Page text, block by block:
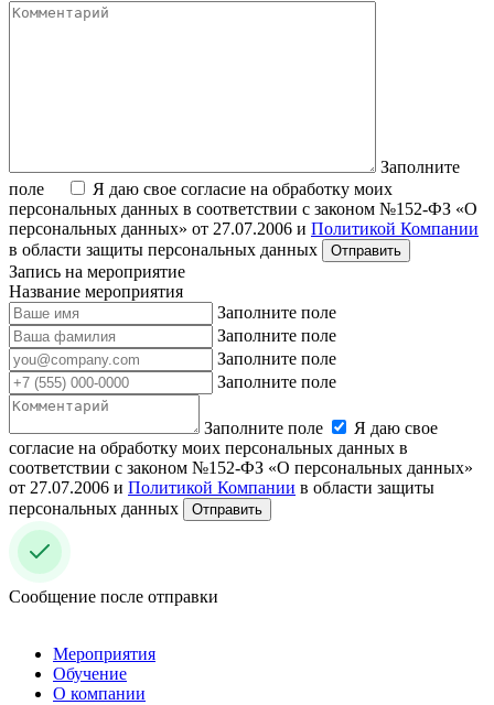
Заполните
поле
Я даю свое согласие на обработку моих
персональных данных в соответствии с законом №152-ФЗ «О
персональных данных» от 27.07.2006 и Политикой Компании
в области защиты персональных данных
Запись на мероприятие
Название мероприятия
Заполните поле
Заполните поле
Заполните поле
Заполните поле
Заполните поле
Я даю свое
согласие на обработку моих персональных данных в
соответствии с законом №152-ФЗ «О персональных данных»
от 27.07.2006 и Политикой Компании в области защиты
персональных данных
Отправить
Сообщение после отправки
Мероприятия
Обучение
О компании